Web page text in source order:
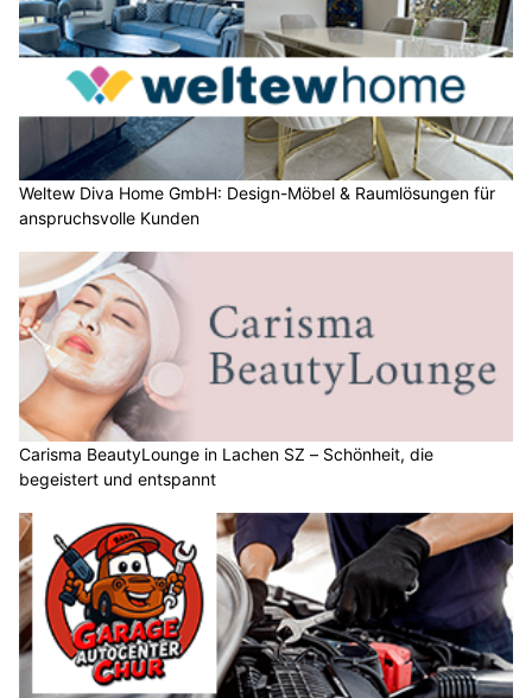
Weltew Diva Home GmbH: Design-Möbel & Raumlösungen für
anspruchsvolle Kunden
Carisma BeautyLounge in Lachen SZ – Schönheit, die
begeistert und entspannt